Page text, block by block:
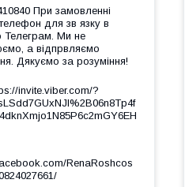
При замовленні
для зв язку в
Телеграм. Ми не
а відпрвляємо
Дякуємо за розуміння!
invite.viber.com/?
RenaRoshcos